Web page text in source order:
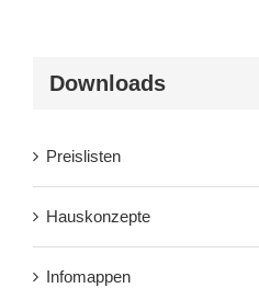
Downloads
Preislisten
Hauskonzepte
Infomappen